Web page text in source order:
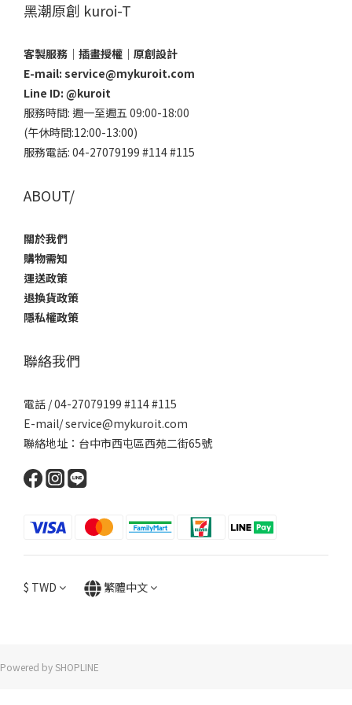
黑潮原創 kuroi-T
客製服務｜插畫授權｜原創設計
E-mail: service@mykuroit.com
Line ID: @kuroit
服務時間: 週一至週五 09:00-18:00
(午休時間:12:00-13:00)
服務電話: 04-27079199 #114 #115
ABOUT/
關於我們
購物需知
運送政策
退換貨政策
隱私權政策
聯絡我們
電話 / 04-27079199 #114 #115
E-mail/ service@mykuroit.com
聯絡地址：台中市西屯區西苑二街65號
$ TWD 繁體中文
Powered by SHOPLINE